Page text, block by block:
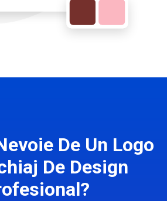
De Un Logo
De Design